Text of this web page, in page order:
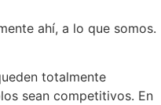
ahí, a lo que somos.
totalmente
sean competitivos. En